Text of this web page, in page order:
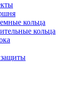
кольца
кольца